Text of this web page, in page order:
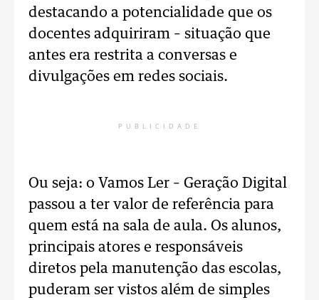
destacando a potencialidade que os
docentes adquiriram – situação que
antes era restrita a conversas e
divulgações em redes sociais.
PUBLICIDADE
Ou seja: o Vamos Ler – Geração Digital
passou a ter valor de referência para
quem está na sala de aula. Os alunos,
principais atores e responsáveis
diretos pela manutenção das escolas,
puderam ser vistos além de simples